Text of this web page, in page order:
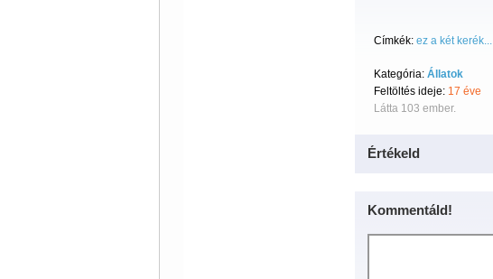
Címkék: ez a két kerék...
Kategória: Állatok
Feltöltés ideje: 17 éve
Látta 103 ember.
Értékeld
Kommentáld!